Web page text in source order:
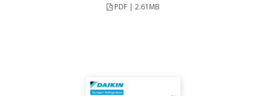
PDF | 2.61MB